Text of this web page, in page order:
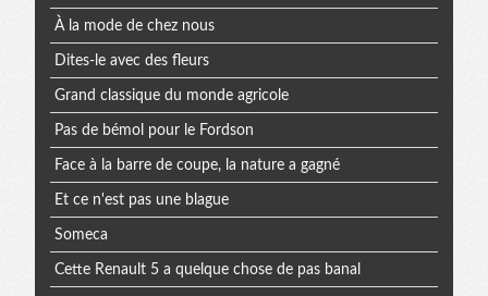
À la mode de chez nous
Dites-le avec des fleurs
Grand classique du monde agricole
Pas de bémol pour le Fordson
Face à la barre de coupe, la nature a gagné
Et ce n'est pas une blague
Someca
Cette Renault 5 a quelque chose de pas banal